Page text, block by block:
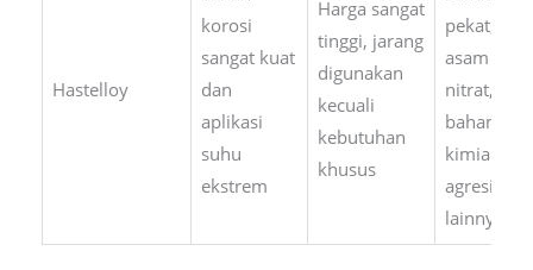
Hastelloy
korosi
sangat kuat
dan
aplikasi
suhu
ekstrem
Harga sangat
tinggi, jarang
digunakan
kecuali
kebutuhan
khusus
pekat,
asam
nitrat,
bahan
kimia
agresif
lainnya